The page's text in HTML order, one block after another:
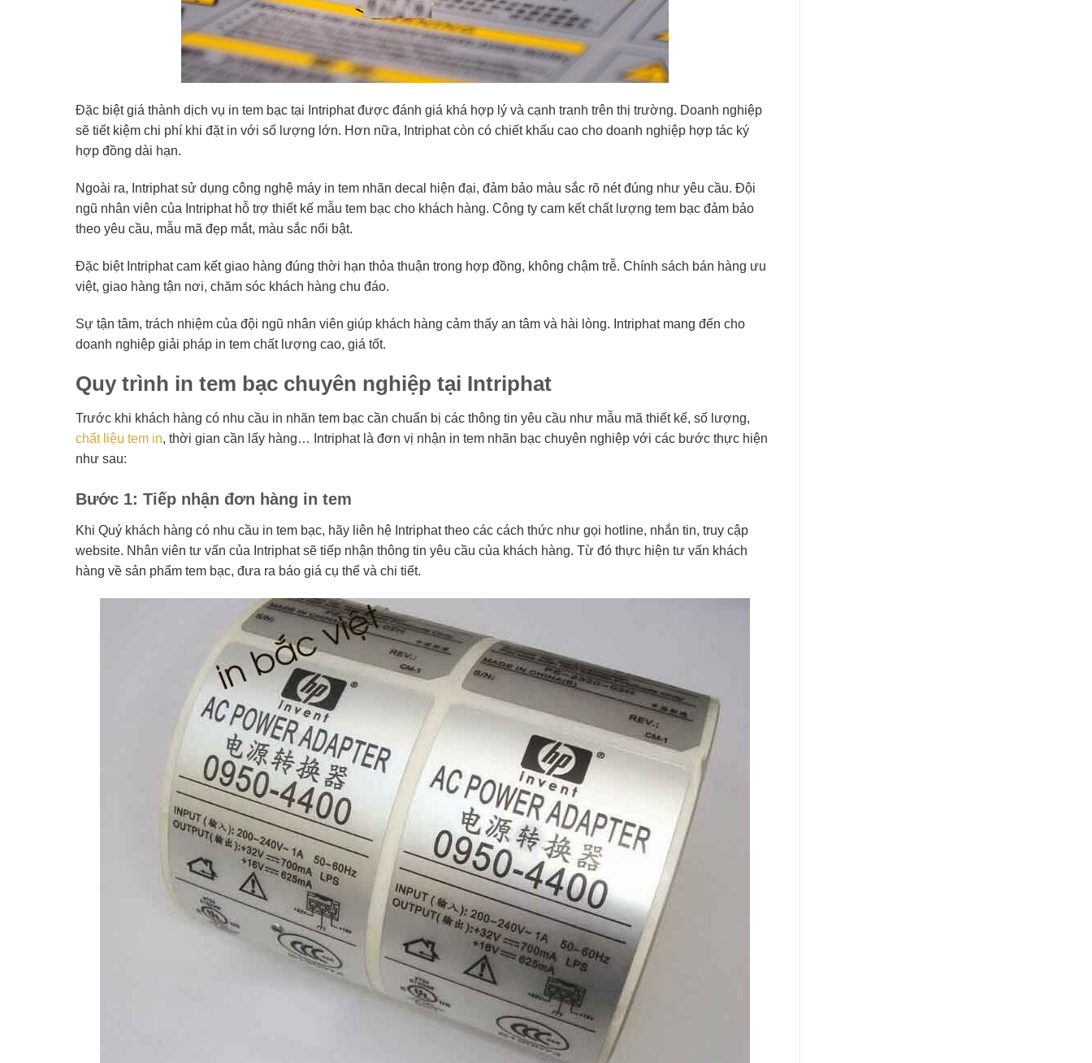
Đặc biệt giá thành dịch vụ in tem bạc tại Intriphat được đánh giá khá hợp lý và cạnh tranh trên thị trường. Doanh nghiệp
sẽ tiết kiệm chi phí khi đặt in với số lượng lớn. Hơn nữa, Intriphat còn có chiết khấu cao cho doanh nghiệp hợp tác ký
hợp đồng dài hạn.
Ngoài ra, Intriphat sử dụng công nghệ máy in tem nhãn decal hiện đại, đảm bảo màu sắc rõ nét đúng như yêu cầu. Đội
ngũ nhân viên của Intriphat hỗ trợ thiết kế mẫu tem bạc cho khách hàng. Công ty cam kết chất lượng tem bạc đảm bảo
theo yêu cầu, mẫu mã đẹp mắt, màu sắc nổi bật.
Đặc biệt Intriphat cam kết giao hàng đúng thời hạn thỏa thuận trong hợp đồng, không chậm trễ. Chính sách bán hàng ưu
việt, giao hàng tận nơi, chăm sóc khách hàng chu đáo.
Sự tận tâm, trách nhiệm của đội ngũ nhân viên giúp khách hàng cảm thấy an tâm và hài lòng. Intriphat mang đến cho
doanh nghiệp giải pháp in tem chất lượng cao, giá tốt.
Quy trình in tem bạc chuyên nghiệp tại Intriphat
Trước khi khách hàng có nhu cầu in nhãn tem bạc cần chuẩn bị các thông tin yêu cầu như mẫu mã thiết kế, số lượng,
chất liệu tem in, thời gian cần lấy hàng… Intriphat là đơn vị nhận in tem nhãn bạc chuyên nghiệp với các bước thực hiện
như sau:
Bước 1: Tiếp nhận đơn hàng in tem
Khi Quý khách hàng có nhu cầu in tem bạc, hãy liên hệ Intriphat theo các cách thức như gọi hotline, nhắn tin, truy cập
website. Nhân viên tư vấn của Intriphat sẽ tiếp nhận thông tin yêu cầu của khách hàng. Từ đó thực hiện tư vấn khách
hàng về sản phẩm tem bạc, đưa ra báo giá cụ thể và chi tiết.